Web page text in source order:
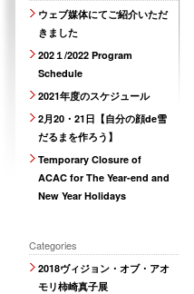
ウェブ媒体にてご紹介いただ
きました
202１/2022 Program
Schedule
2021年度のスケジュール
2月20・21日【自分の顔de雪
だるまを作ろう】
Temporary Closure of
ACAC for The Year-end and
New Year Holidays
Categories
2018ヴィジョン・オブ・アオ
モリ柿崎真子展